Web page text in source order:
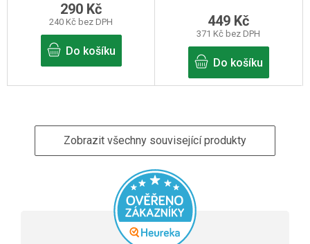
240 Kč bez DPH
290 Kč
Do košíku
hvězdiček.
371 Kč bez DPH
449 Kč
Do košíku
Zobrazit všechny související produkty